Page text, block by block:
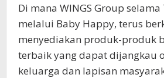
Di mana WINGS Group
melalui Baby Happy, terus
menyediakan produk-produk
terbaik yang dapat dijangkau
keluarga dan lapisan